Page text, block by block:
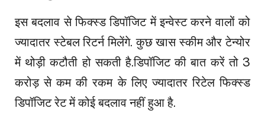
इस बदलाव से फिक्स्ड डिपॉजिट में इन्वेस्ट करने वालों को
ज्यादातर स्टेबल रिटर्न मिलेंगे. कुछ खास स्कीम और टेन्योर
में थोड़ी कटौती हो सकती है.डिपॉजिट की बात करें तो 3
करोड़ से कम की रकम के लिए ज्यादातर रिटेल फिक्स्ड
डिपॉजिट रेट में कोई बदलाव नहीं हुआ है.